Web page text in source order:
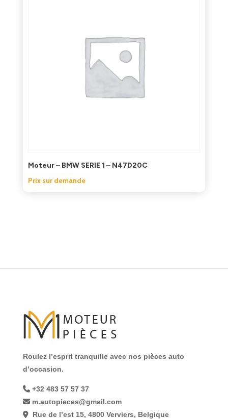
Moteur – BMW SERIE 1 – N47D20C
Prix sur demande
Roulez l’esprit tranquille avec nos pièces auto
d’occasion.
+32 483 57 57 37
m.autopieces@gmail.com
Rue de l’est 15, 4800 Verviers, Belgique